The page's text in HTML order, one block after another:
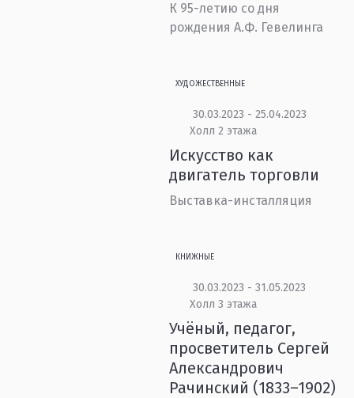
К 95-летию со дня
рождения А.Ф. Гевелинга
ХУДОЖЕСТВЕННЫЕ
30.03.2023 - 25.04.2023
Холл 2 этажа
Искусство как
двигатель торговли
Выставка-инсталляция
КНИЖНЫЕ
30.03.2023 - 31.05.2023
Холл 3 этажа
Учёный, педагог,
просветитель Сергей
Александрович
Рачинский (1833–1902)